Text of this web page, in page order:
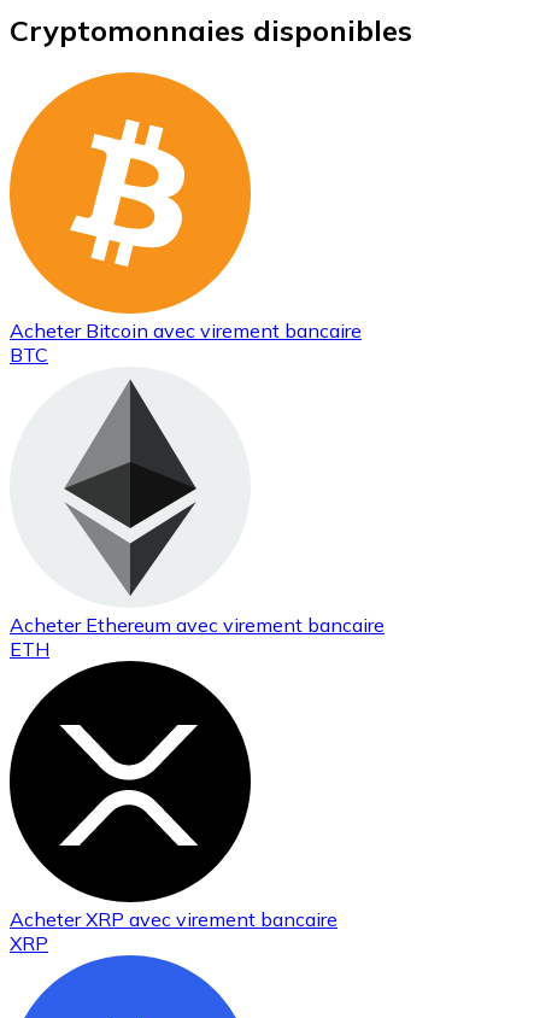
Cryptomonnaies disponibles
Acheter Bitcoin avec virement bancaire
BTC
Acheter Ethereum avec virement bancaire
ETH
AcheterXRP avec virement bancaire
XRP